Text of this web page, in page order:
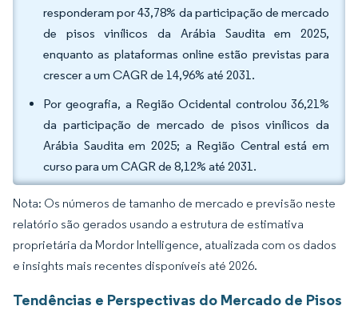
responderam por 43,78% da participação de mercado
de pisos vinílicos da Arábia Saudita em 2025,
enquanto as plataformas online estão previstas para
crescer a um CAGR de 14,96% até 2031.
Por geografia, a Região Ocidental controlou 36,21%
da participação de mercado de pisos vinílicos da
Arábia Saudita em 2025; a Região Central está em
curso para um CAGR de 8,12% até 2031.
Nota: Os números de tamanho de mercado e previsão neste
relatório são gerados usando a estrutura de estimativa
proprietária da Mordor Intelligence, atualizada com os dados
e insights mais recentes disponíveis até 2026.
Tendências e Perspectivas do Mercado de Pisos